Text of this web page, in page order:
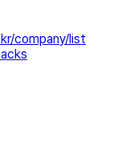
company/list